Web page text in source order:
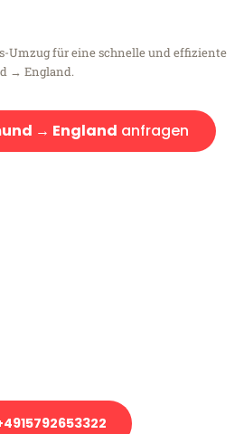
Umzug für eine schnelle und effiziente
→ England.
→ England anfragen